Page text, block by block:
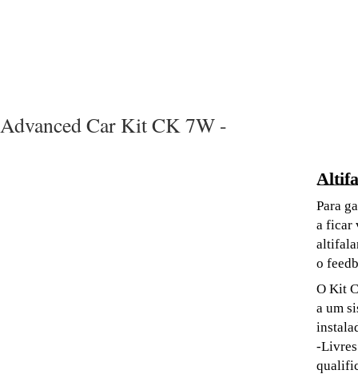
Advanced Car Kit CK 7W -
Para
a ficar
o
O Kit
a um
-